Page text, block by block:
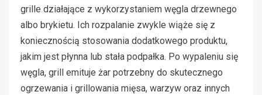
grille działające z wykorzystaniem węgla drzewnego
albo brykietu. Ich rozpalanie zwykle wiąże się z
koniecznością stosowania dodatkowego produktu,
jakim jest płynna lub stała podpałka. Po wypaleniu się
węgla, grill emituje żar potrzebny do skutecznego
ogrzewania i grillowania mięsa, warzyw oraz innych